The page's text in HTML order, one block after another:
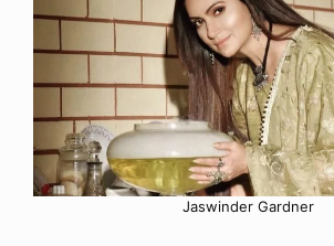
Jaswinder Gardner